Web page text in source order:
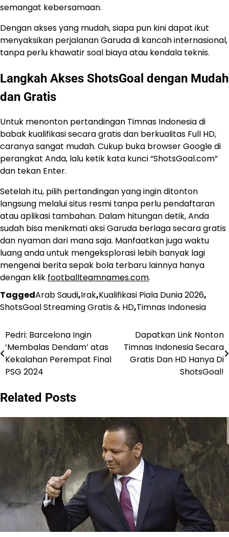
semangat kebersamaan.
Dengan akses yang mudah, siapa pun kini dapat ikut
menyaksikan perjalanan Garuda di kancah internasional,
tanpa perlu khawatir soal biaya atau kendala teknis.
Langkah Akses ShotsGoal dengan Mudah
dan Gratis
Untuk menonton pertandingan Timnas Indonesia di
babak kualifikasi secara gratis dan berkualitas Full HD,
caranya sangat mudah. Cukup buka browser Google di
perangkat Anda, lalu ketik kata kunci “ShotsGoal.com”
dan tekan Enter.
Setelah itu, pilih pertandingan yang ingin ditonton
langsung melalui situs resmi tanpa perlu pendaftaran
atau aplikasi tambahan. Dalam hitungan detik, Anda
sudah bisa menikmati aksi Garuda berlaga secara gratis
dan nyaman dari mana saja. Manfaatkan juga waktu
luang anda untuk mengeksplorasi lebih banyak lagi
mengenai berita sepak bola terbaru lainnya hanya
dengan klik footballteamnames.com.
TaggedArab Saudi,Irak,Kualifikasi Piala Dunia 2026,
ShotsGoal Streaming Gratis & HD,Timnas Indonesia
Post
navigation
Pedri: Barcelona Ingin
‘Membalas Dendam’ atas
Kekalahan Perempat Final
PSG 2024
Dapatkan Link Nonton
Timnas Indonesia Secara
Gratis Dan HD Hanya Di
ShotsGoal!
Related Posts